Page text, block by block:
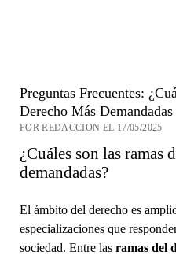
Preguntas Frecuentes:
Derecho Más
POR REDACCION EL 17/05/2025
¿Cuáles son las ramas
demandadas?
El ámbito del derecho es
especializaciones que
sociedad. Entre las ramas del